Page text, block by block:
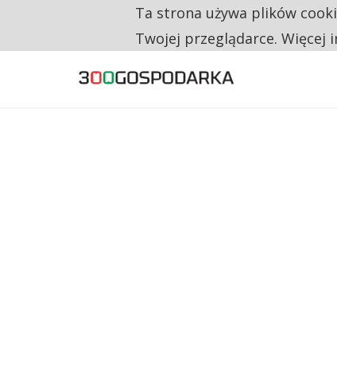
RESTRYKCJE CHIN UDERZAJĄ W
Ta strona używa plików
Twojej przeglądarce. Więcej